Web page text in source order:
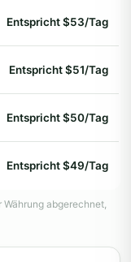
Entspricht $53/Tag
Entspricht $51/Tag
Entspricht $50/Tag
Entspricht $49/Tag
abgerechnet,